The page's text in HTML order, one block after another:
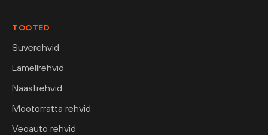
TOOTED
Suverehvid
Lamellrehvid
Naastrehvid
Mootorratta rehvid
Veoauto rehvid